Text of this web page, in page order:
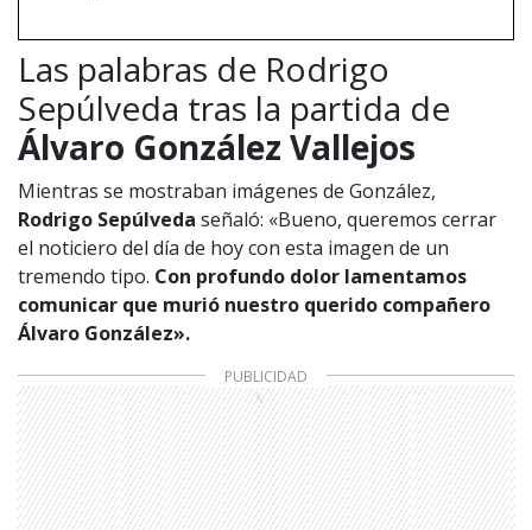
Las palabras de Rodrigo
Sepúlveda tras la partida de
Álvaro González Vallejos
Mientras se mostraban imágenes de González,
Rodrigo Sepúlveda señaló: «Bueno, queremos cerrar
el noticiero del día de hoy con esta imagen de un
tremendo tipo. Con profundo dolor lamentamos
comunicar que murió nuestro querido compañero
Álvaro González».